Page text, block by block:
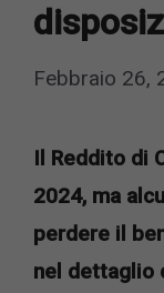
Febbraio 26,
Il Reddito di
2024, ma
perdere il
nel dettaglio